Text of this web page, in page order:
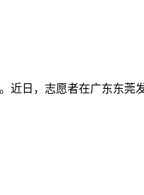
近日，志愿者在广东东莞